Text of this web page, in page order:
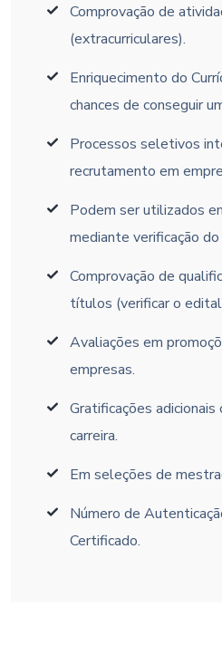
Comprovação de
(extracurriculares).
Enriquecimento do
chances de conseguir
Processos seletivos
recrutamento em
Podem ser utilizados
mediante verificação
Comprovação de
títulos (verificar o
Avaliações em
empresas.
Gratificações
carreira.
Em seleções de
Número de
Certificado.